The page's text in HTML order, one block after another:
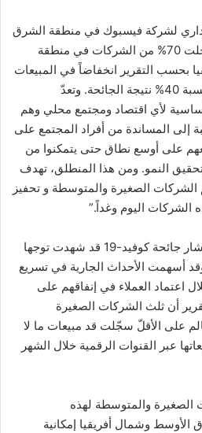
لشركة فيسبوك في منطقة الشرق
الأوسط وشمال أفريقيا: “سجلت 70% من الشركات في منطقة
بحسب التقرير انخفاضاً في المبيعات
وانكماشاً في حجم عمالتها بنسبة 40% نتيجة الجائحة. وتعدّ
لأي اقتصاد ومجتمع محلي وهم
إلى المساندة من أفراد المجتمع على
على أوسع نطاق حتى يتمكنوا من
النمو. ومن هذا المنطلق، تهدف
الصغيرة والمتوسطة و تحفيز
الشركات اليوم وغداً.”
وكانت الفترة التي سبقت انتشار جائحة كوفيد-19 قد شهدت توجها
وقد أسهمت الأحداث الجارية في تسريع
اعتماد العملاء في إنفاقهم على
أن ثلث الشركات الصغيرة
على الأقلّ سجّلت قد مبيعات ما لا
مبيعاتها عبر القنوات الرقمية خلال الشهر
الصغيرة والمتوسطة لهذه
وشمال أفريقيا إمكانية